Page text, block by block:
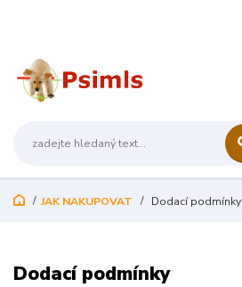
JAK NAKUPOVAT Dodací podmínky
Dodací podmínky